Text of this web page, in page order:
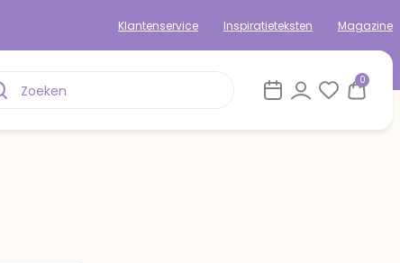
Klantenservice Inspiratieteksten Magazine
0